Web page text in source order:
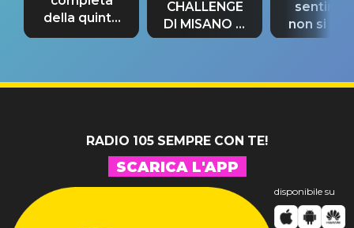
della quinta
tappa
CHALLENGE
DI MISANO si
riconferma
non si
fino alla
RADIO 105 SEMPRE CON TE!
SCARICA L'APP
disponibile su